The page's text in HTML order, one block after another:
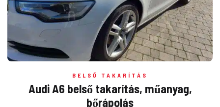
BELSŐ TAKARÍTÁS
Audi A6 belső takarítás, műanyag,
bőrápolás